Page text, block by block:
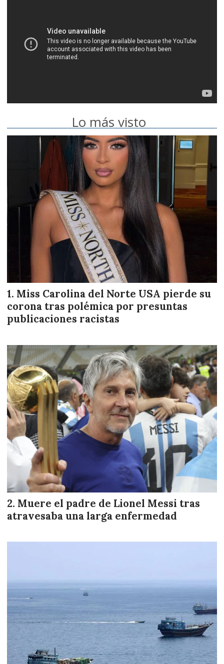
Lo más visto
Miss Carolina del Norte USA pierde su
corona tras polémica por presuntas
publicaciones racistas
Muere el padre de Lionel Messi tras
atravesaba una larga enfermedad